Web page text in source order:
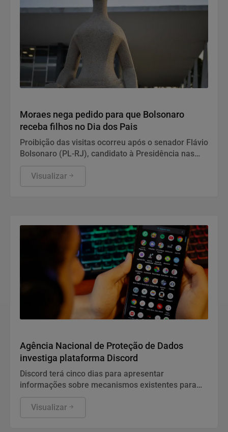
Moraes nega pedido para que Bolsonaro
receba filhos no Dia dos Pais
Proibição das visitas ocorreu após o senador Flávio
Bolsonaro (PL-RJ), candidato à Presidência nas
uma carta manuscrita assinada pelo pai.
Visualizar
Agência Nacional de Proteção de Dados
investiga plataforma Discord
Discord terá cinco dias para apresentar
informações sobre mecanismos existentes para
crianças e adolescentes, informou a ANPD, em
Visualizar